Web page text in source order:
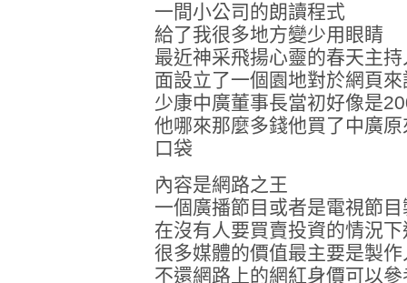
一間小公司的朗讀程式
給了我很多地方變少用眼睛
最近神采飛揚心靈的春天主
面設立了一個園地對於網頁
少康中廣董事長當初好像是
他哪來那麼多錢他買了中廣
口袋
內容是網路之王
一個廣播節目或者是電視節
在沒有人要買賣投資的情況
很多媒體的價值最主要是製
不還網路上的網紅身價可以